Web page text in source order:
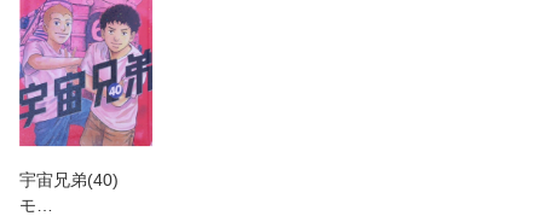
宇宙兄弟(40)
モ…